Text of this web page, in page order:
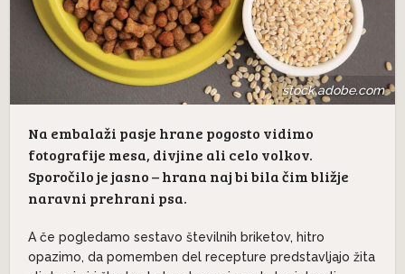
stock.adobe.com
Na embalaži pasje hrane pogosto vidimo
fotografije mesa, divjine ali celo volkov.
Sporočilo je jasno – hrana naj bi bila čim bližje
naravni prehrani psa.
A če pogledamo sestavo številnih briketov, hitro
opazimo, da pomemben del recepture predstavljajo žita